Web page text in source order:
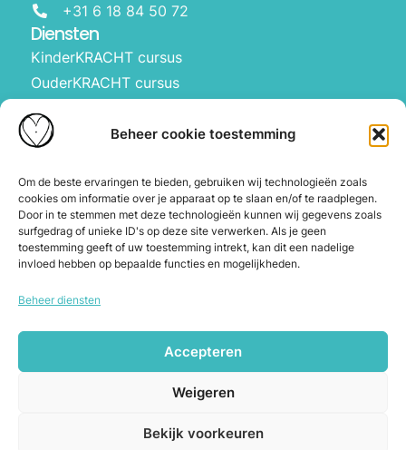
Beheer cookie toestemming
Om de beste ervaringen te bieden, gebruiken wij technologieën zoals
cookies om informatie over je apparaat op te slaan en/of te raadplegen.
Door in te stemmen met deze technologieën kunnen wij gegevens zoals
surfgedrag of unieke ID's op deze site verwerken. Als je geen
toestemming geeft of uw toestemming intrekt, kan dit een nadelige
invloed hebben op bepaalde functies en mogelijkheden.
Beheer diensten
Accepteren
Weigeren
Bekijk voorkeuren
Over ons
Waarom Hartbewust
Over Joyce
De webshop
Blog
Herroeping en annuleren
Diensten
KinderKRACHT cursus
OuderKRACHT cursus
Manifesteren met kinderen
+31 6 18 84 50 72
Copyright © 2026 Hartbewust. Alle
rechten voorbehouden.
Algemene voorwaarden|Cookiebeleid